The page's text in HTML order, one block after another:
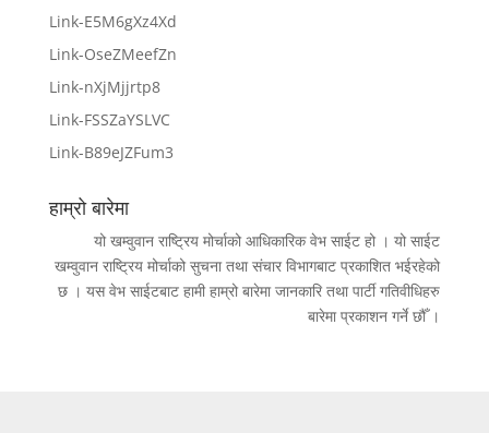
Link-E5M6gXz4Xd
Link-OseZMeefZn
Link-nXjMjjrtp8
Link-FSSZaYSLVC
Link-B89eJZFum3
हाम्रो बारेमा
यो खम्वुवान राष्ट्रिय मोर्चाको आधिकारिक वेभ साईट हो । यो साईट
खम्वुवान राष्ट्रिय मोर्चाको सुचना तथा संचार विभागबाट प्रकाशित भईरहेको
छ । यस वेभ साईटबाट हामी हाम्रो बारेमा जानकारि तथा पार्टी गतिवीधिहरु
बारेमा प्रकाशन गर्ने छौँ ।